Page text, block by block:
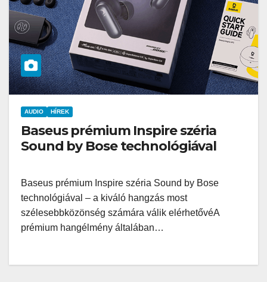
AUDIO HÍREK
Baseus prémium Inspire széria
Sound by Bose technológiával
Baseus prémium Inspire széria Sound by Bose
technológiával – a kiváló hangzás most
szélesebbközönség számára válik elérhetővéA
prémium hangélmény általában…